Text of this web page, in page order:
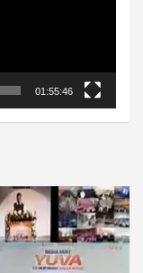
01:55:46